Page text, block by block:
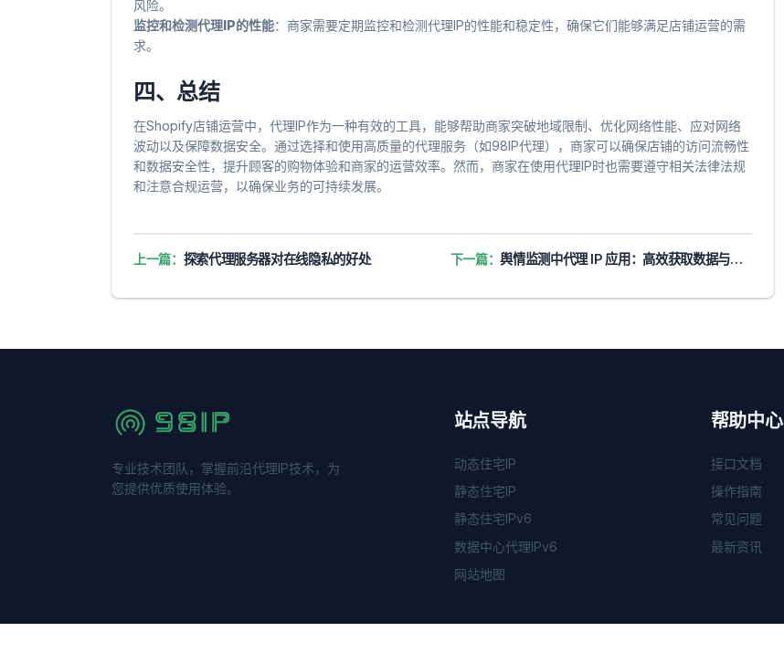
风险。
监控和检测代理IP的性能​：商家需要定期监控和检测代理IP的性能和稳定性，确保它们能够满足店铺运营的需
求。
四、总结
在Shopify店铺运营中，代理IP作为一种有效的工具，能够帮助商家突破地域限制、优化网络性能、应对网络
波动以及保障数据安全。通过选择和使用高质量的代理服务（如98IP代理），商家可以确保店铺的访问流畅性
和数据安全性，提升顾客的购物体验和商家的运营效率。然而，商家在使用代理IP时也需要遵守相关法律法规
和注意合规运营，以确保业务的可持续发展。
上一篇： 探索代理服务器对在线隐私的好处 下一篇：舆情监测中代理 IP 应用：高效获取数据与稳定策略
专业技术团队，掌握前沿代理IP技术，为
您提供优质使用体验。
站点导航
动态住宅IP
静态住宅IP
静态住宅IPv6
数据中心代理IPv6
网站地图
帮助中心
接口文档
操作指南
常见问题
最新资讯